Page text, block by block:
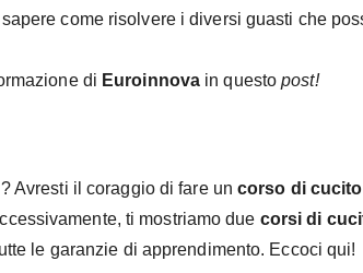
come risolvere i diversi guasti che
di Euroinnova in questopost!
Avresti il coraggio di fare uncorso di cucito
ti mostriamo due corsi di
le garanzie di apprendimento. Eccoci qui!